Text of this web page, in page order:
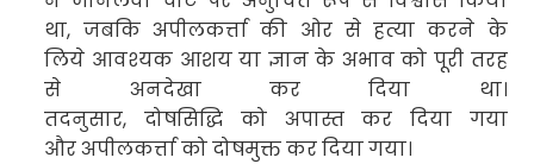
था, जबकि अपीलकर्त्ता की ओर से हत्या करने के
लिये आवश्यक आशय या ज्ञान के अभाव को पूरी तरह
से अनदेखा कर दिया था।
तदनुसार,दोषसिद्धि को अपास्त कर दिया गया
और अपीलकर्त्ता को दोषमुक्त कर दिया गया।